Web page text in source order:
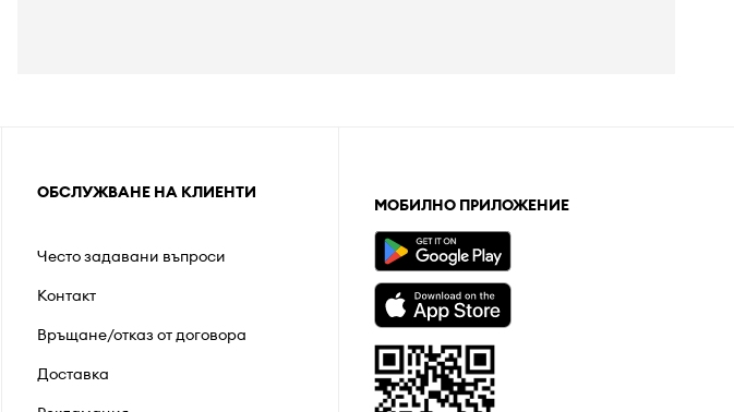
ОБСЛУЖВАНЕ НА КЛИЕНТИ
Често задавани въпроси
Контакт
Връщане/отказ от договора
Доставка
МОБИЛНО ПРИЛОЖЕНИЕ